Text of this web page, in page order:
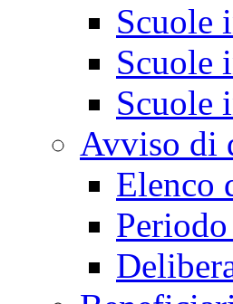
Scuole
Scuole
Scuole
Avviso di
Elenco